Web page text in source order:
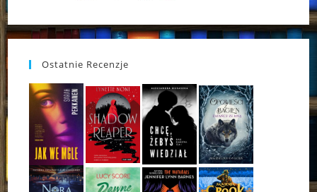
Ostatnie Recenzje